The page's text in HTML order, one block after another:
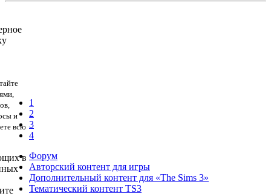
и
всю
в
1
2
3
4
Форум
Авторский контент для игры
Дополнительный контент для «The Sims 3»
Тематический контент TS3